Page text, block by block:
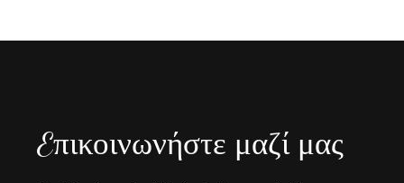
Eπικοινωνήστε μαζί μας